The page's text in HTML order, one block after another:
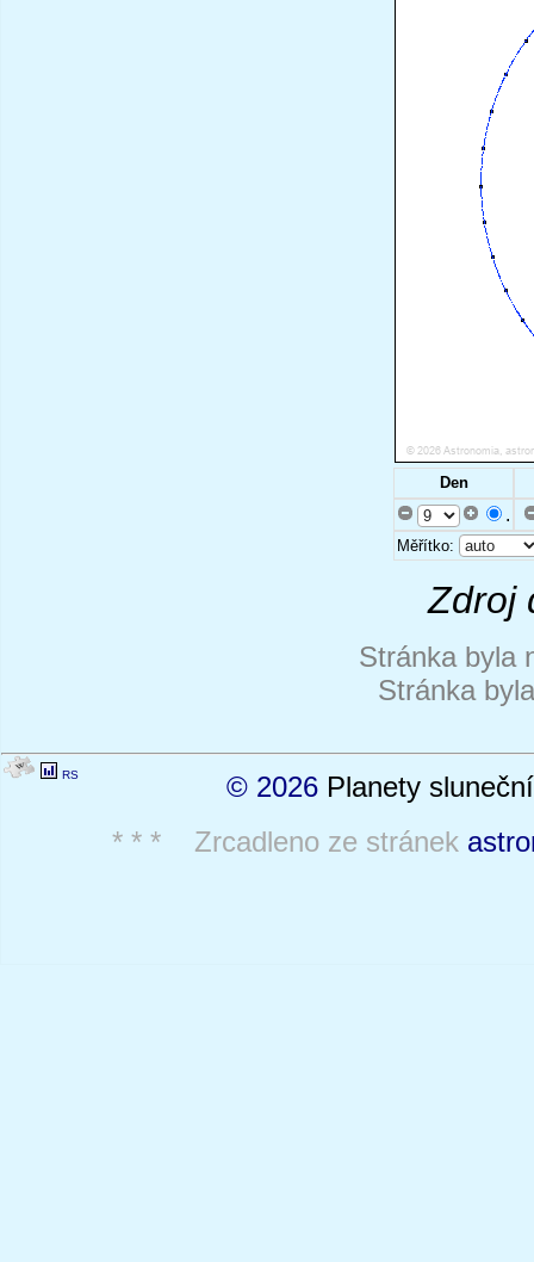
Den
.
Měřítko:
Zdroj
Stránka byla
Stránka
RS © 2026 Planety
* * * Zrcadleno ze stránek